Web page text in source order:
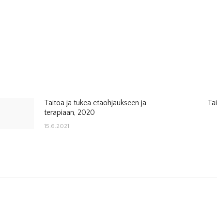
ARTIKKELIEN
SELAUS
Previous
post:
Taitoa ja tukea etäohjaukseen ja
terapiaan, 2020
15.6.2021